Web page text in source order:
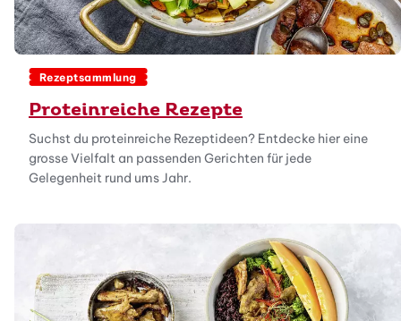
Rezeptsammlung
Proteinreiche Rezepte
Suchst du proteinreiche Rezeptideen? Entdecke hier eine
grosse Vielfalt an passenden Gerichten für jede
Gelegenheit rund ums Jahr.